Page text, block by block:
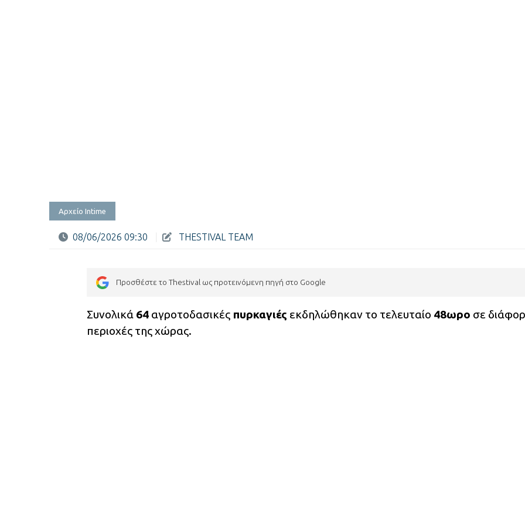
Αρχείο Intime
08/06/2026 09:30 THESTIVAL TEAM
Προσθέστε το Thestival ως προτεινόμενη πηγή στο Google
Συνολικά 64 αγροτοδασικές πυρκαγιές εκδηλώθηκαν το τελευταίο 48ωρο σε
περιοχές της χώρας.